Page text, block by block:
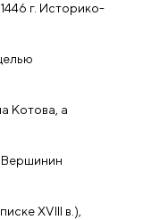
г. Историко-
Котова, а
Вершинин
XVIII в.),